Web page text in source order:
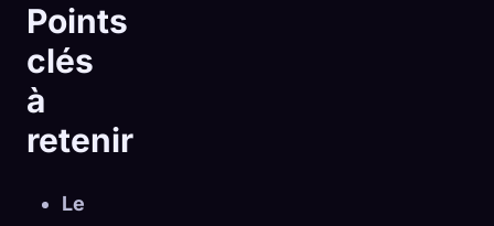
Points
clés
à
retenir
Le